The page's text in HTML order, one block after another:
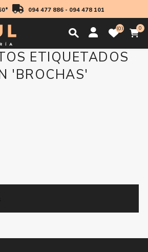
094 477 886- 094 478 101
0 0
ETIQUETADOS
'BROCHAS'